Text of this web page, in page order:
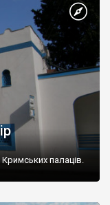
палаців.